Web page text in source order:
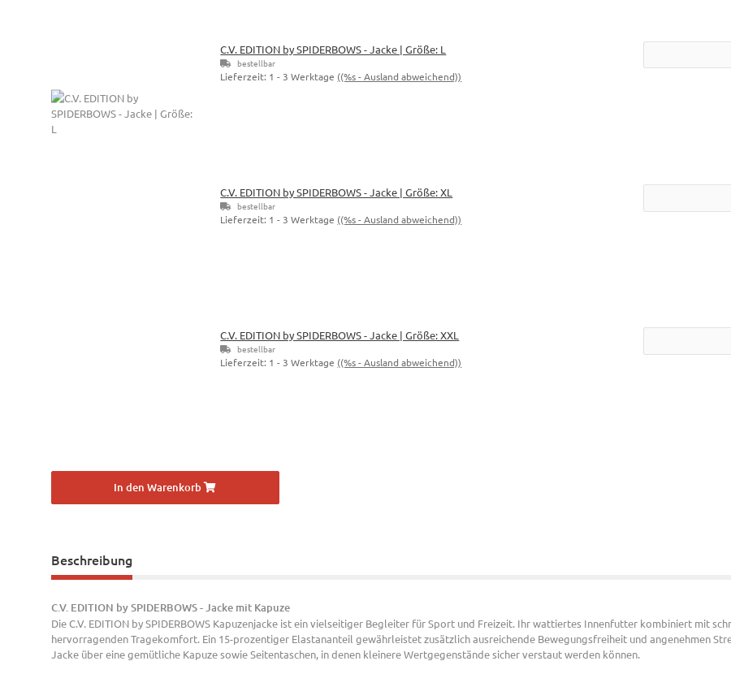
C.V. EDITION by SPIDERBOWS - Jacke | Größe: L
bestellbar
Lieferzeit: 1 - 3 Werktage ((%s - Ausland abweichend))
C.V. EDITION by SPIDERBOWS - Jacke | Größe: XL
bestellbar
Lieferzeit: 1 - 3 Werktage ((%s - Ausland abweichend))
C.V. EDITION by SPIDERBOWS - Jacke | Größe: XXL
bestellbar
Lieferzeit: 1 - 3 Werktage ((%s - Ausland abweichend))
In den Warenkorb
Beschreibung
C.V. EDITION by SPIDERBOWS - Jacke mit Kapuze
Die C.V. EDITION by SPIDERBOWS Kapuzenjacke ist ein vielseitiger Begleiter für Sport und Freizeit. Ihr wattiertes Innenfutter kombiniert mit
hervorragenden Tragekomfort. Ein 15-prozentiger Elastananteil gewährleistet zusätzlich ausreichende Bewegungsfreiheit und angenehmen
Jacke über eine gemütliche Kapuze sowie Seitentaschen, in denen kleinere Wertgegenstände sicher verstaut werden können.